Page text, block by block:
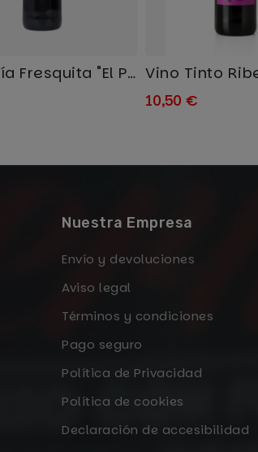
Sangría Fresquita "El Pez"
10,50 €
Nuestra Empresa
Envío y devoluciones
Aviso legal
Términos y condiciones
Pago seguro
Política de Privacidad
Política de cookies
Declaración de accesibilidad